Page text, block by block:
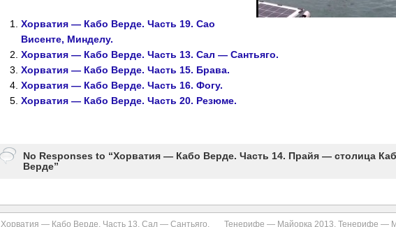
Хорватия — Кабо Верде. Часть 19. Сао
Висенте, Минделу.
Хорватия — Кабо Верде. Часть 13. Сал — Сантьяго.
Хорватия — Кабо Верде. Часть 15. Брава.
Хорватия — Кабо Верде. Часть 16. Фогу.
Хорватия — Кабо Верде. Часть 20. Резюме.
No Responses to “Хорватия — Кабо Верде. Часть 14. Прайя — столица
Верде”
Хорватия — Кабо Верде. Часть 13. Сал — Сантьяго. Тенерифе — Майорка 2013. Тенерифе —